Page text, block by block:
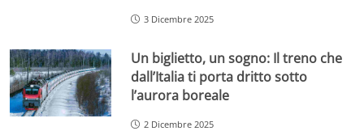
3 Dicembre 2025
Un biglietto, un sogno: Il treno che
dall’Italia ti porta dritto sotto
l’aurora boreale
2 Dicembre 2025